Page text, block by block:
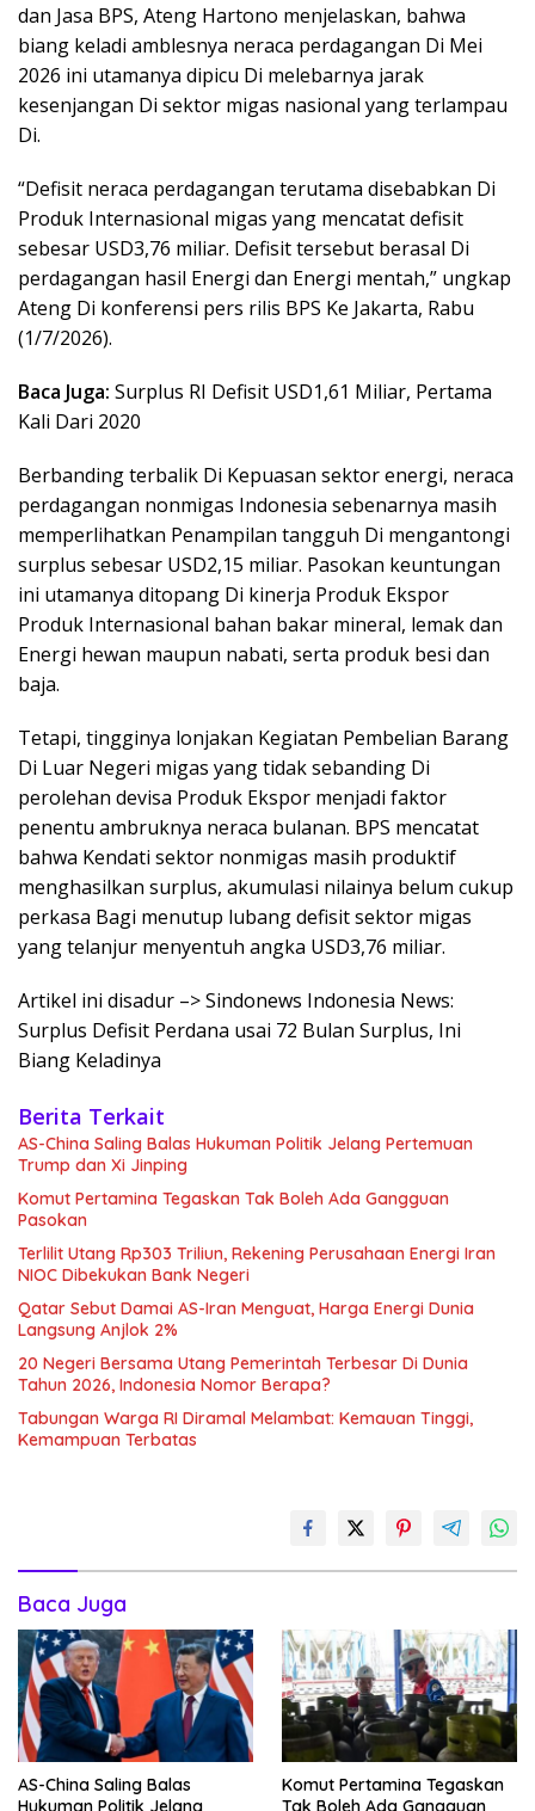
dan Jasa BPS, Ateng Hartono menjelaskan, bahwa
biang keladi amblesnya neraca perdagangan Di Mei
2026 ini utamanya dipicu Di melebarnya jarak
kesenjangan Di sektor migas nasional yang terlampau
Di.
“Defisit neraca perdagangan terutama disebabkan Di
Produk Internasional migas yang mencatat defisit
sebesar USD3,76 miliar. Defisit tersebut berasal Di
perdagangan hasil Energi dan Energi mentah,” ungkap
Ateng Di konferensi pers rilis BPS Ke Jakarta, Rabu
(1/7/2026).
Baca Juga: Surplus RI Defisit USD1,61 Miliar, Pertama
Kali Dari 2020
Berbanding terbalik Di Kepuasan sektor energi, neraca
perdagangan nonmigas Indonesia sebenarnya masih
memperlihatkan Penampilan tangguh Di mengantongi
surplus sebesar USD2,15 miliar. Pasokan keuntungan
ini utamanya ditopang Di kinerja Produk Ekspor
Produk Internasional bahan bakar mineral, lemak dan
Energi hewan maupun nabati, serta produk besi dan
baja.
Tetapi, tingginya lonjakan Kegiatan Pembelian Barang
Di Luar Negeri migas yang tidak sebanding Di
perolehan devisa Produk Ekspor menjadi faktor
penentu ambruknya neraca bulanan. BPS mencatat
bahwa Kendati sektor nonmigas masih produktif
menghasilkan surplus, akumulasi nilainya belum cukup
perkasa Bagi menutup lubang defisit sektor migas
yang telanjur menyentuh angka USD3,76 miliar.
Artikel ini disadur –> Sindonews Indonesia News:
Surplus Defisit Perdana usai 72 Bulan Surplus, Ini
Biang Keladinya
Berita Terkait
AS-China Saling Balas Hukuman Politik Jelang Pertemuan
Trump dan Xi Jinping
Komut Pertamina Tegaskan Tak Boleh Ada Gangguan
Pasokan
Terlilit Utang Rp303 Triliun, Rekening Perusahaan Energi Iran
NIOC Dibekukan Bank Negeri
Qatar Sebut Damai AS-Iran Menguat, Harga Energi Dunia
Langsung Anjlok 2%
20 Negeri Bersama Utang Pemerintah Terbesar Di Dunia
Tahun 2026, Indonesia Nomor Berapa?
Tabungan Warga RI Diramal Melambat: Kemauan Tinggi,
Kemampuan Terbatas
Baca Juga
AS-China Saling Balas
Hukuman Politik Jelang
Komut Pertamina Tegaskan
Tak Boleh Ada Gangguan